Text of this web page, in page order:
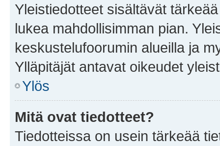
Yleistiedotteet sisältävät
lukea mahdollisimman pian.
keskustelufoorumin alueilla ja
Ylläpitäjät antavat oikeudet
Ylös
Mitä ovat tiedotteet?
Tiedotteissa on usein tärkeää